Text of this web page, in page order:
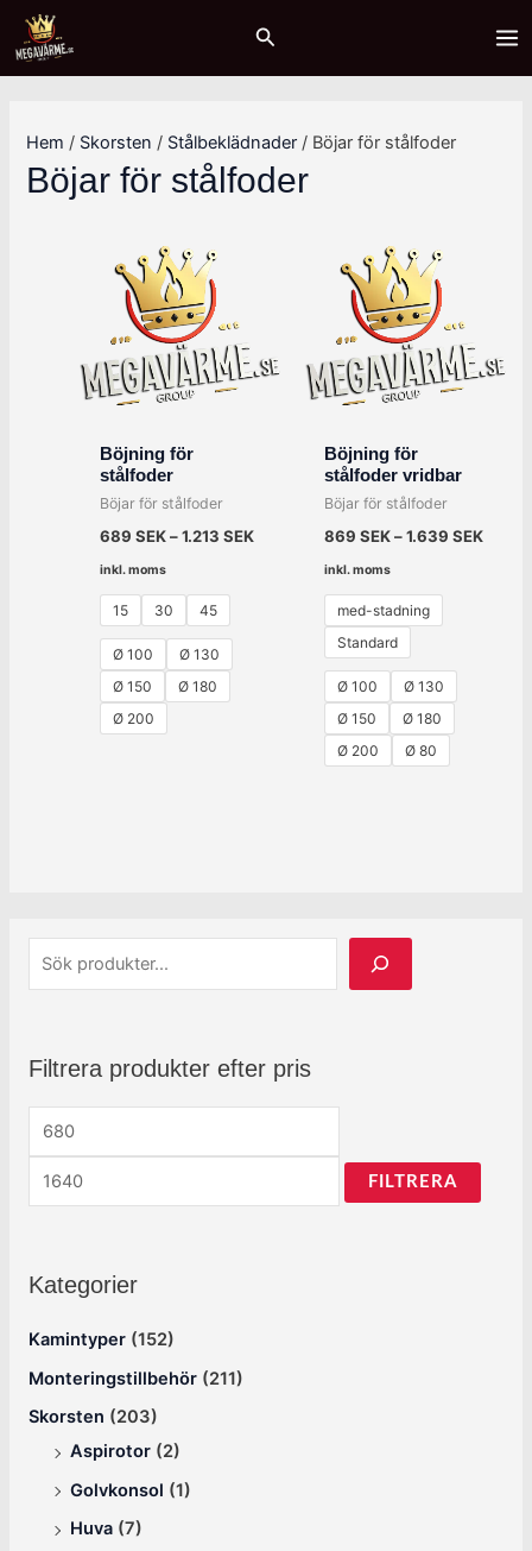
Hoppa
innehåll
Sök
Sök
Filtrera produkter efter pris
M
i
r
i
r
FILTRERA
Kategorier
Kamintyper (152)
Monteringstillbehör (211)
Skorsten (203)
Aspirotor (2)
Golvkonsol (1)
Huva (7)
Hem / Skorsten / Stålbeklädnader / Böjar för stålfoder
Böjar för stålfoder
Böjning för
stålfoder
Böjar för stålfoder
689 SEK–1.213 SEK
inkl. moms
15 30 45
Ø 100
Ø 130
Ø 150
Ø 180
Ø 200
Böjning för
stålfoder vridbar
Böjar för stålfoder
869SEK–1.639SEK
inkl. moms
med-stadning
Standard
Ø 100
Ø 130
Ø 150
Ø 180
Ø 200
Ø 80